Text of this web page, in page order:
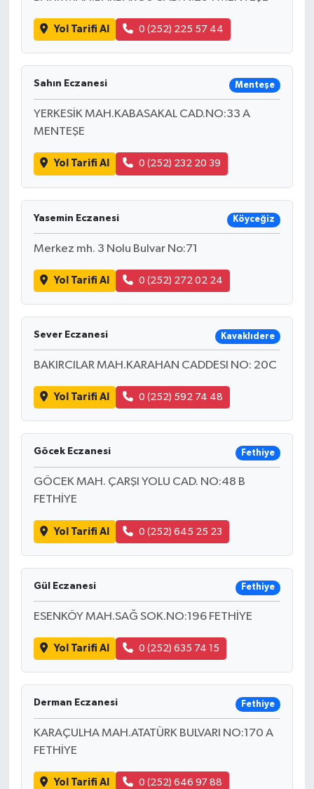
Yol Tarifi Al 0 (252) 225 57 44
Sahın Eczanesi Menteşe
YERKESİK MAH.KABASAKAL CAD.NO:33 A
MENTEŞE
Yol Tarifi Al 0 (252) 232 20 39
Yasemin Eczanesi Köyceğiz
Merkez mh. 3 Nolu Bulvar No:71
Yol Tarifi Al 0 (252) 272 02 24
Sever Eczanesi Kavaklıdere
BAKIRCILAR MAH.KARAHAN CADDESI NO: 20C
Yol Tarifi Al 0 (252) 592 74 48
Göcek Eczanesi Fethiye
GÖCEK MAH. ÇARŞI YOLU CAD. NO:48 B
FETHİYE
Yol Tarifi Al 0 (252) 645 25 23
Gül Eczanesi Fethiye
ESENKÖY MAH.SAĞ SOK.NO:196 FETHİYE
Yol Tarifi Al 0 (252) 635 74 15
Derman Eczanesi Fethiye
KARAÇULHA MAH.ATATÜRK BULVARI NO:170 A
FETHİYE
Yol Tarifi Al 0 (252) 646 97 88